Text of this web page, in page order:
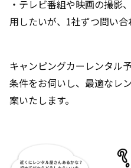
・テレビ番組や映画の撮影
用したいが、1社ずつ問い
キャンピングカーレンタル
条件をお伺いし、最適なレ
案いたします。